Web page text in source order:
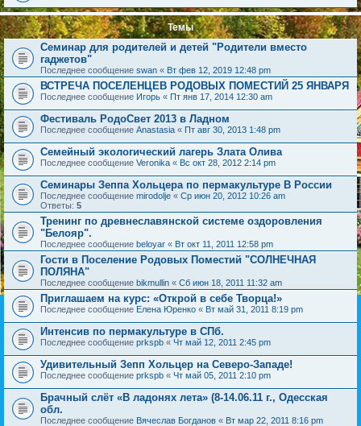
Темы
Семинар для родителей и детей "Родители вместо
гаджетов"
Последнее сообщение swan « Вт фев 12, 2019 12:48 pm
ВСТРЕЧА ПОСЕЛЕНЦЕВ РОДОВЫХ ПОМЕСТИЙ 25 ЯНВАРЯ
Последнее сообщение Игорь « Пт янв 17, 2014 12:30 am
Фестиваль РодоСвет 2013 в Ладном
Последнее сообщение Anastasia « Пт авг 30, 2013 1:48 pm
Семейный экологический лагерь Злата Олива
Последнее сообщение Veronika « Вс окт 28, 2012 2:14 pm
Семинары Зеппа Хольцера по пермакультуре В России
Последнее сообщение mirodolje « Ср июн 20, 2012 10:26 am
Ответы: 5
Тренинг по древнеславянской системе оздоровления
"Белояр".
Последнее сообщение beloyar « Вт окт 11, 2011 12:58 pm
Гости в Поселение Родовых Поместий "СОЛНЕЧНАЯ
ПОЛЯНА"
Последнее сообщение bikmullin « Сб июн 18, 2011 11:32 am
Приглашаем на курс: «Открой в себе Творца!»
Последнее сообщение Елена Юренко « Вт май 31, 2011 8:19 pm
Интенсив по пермакультуре в СПб.
Последнее сообщение prkspb « Чт май 12, 2011 2:45 pm
Удивительный Зепп Хольцер на Северо-Западе!
Последнее сообщение prkspb « Чт май 05, 2011 2:10 pm
Брачный слёт «В ладонях лета» (8-14.06.11 г., Одесская
обл.
Последнее сообщение Вячеслав Богданов « Вт мар 22, 2011 8:16 pm